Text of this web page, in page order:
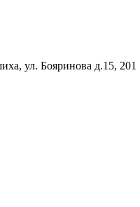
ул. Бояринова д.15, 201